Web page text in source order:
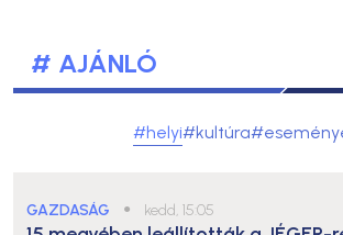
# AJÁNLÓ
#helyi#kultúra
GAZDASÁG ● kedd, 15:05